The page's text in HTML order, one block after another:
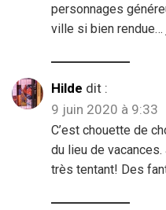
personnages
ville si bien rendue…
Hilde dit :
9 juin 2020 à 9:33
C’est chouette de
du lieu de vacances.
très tentant! Des